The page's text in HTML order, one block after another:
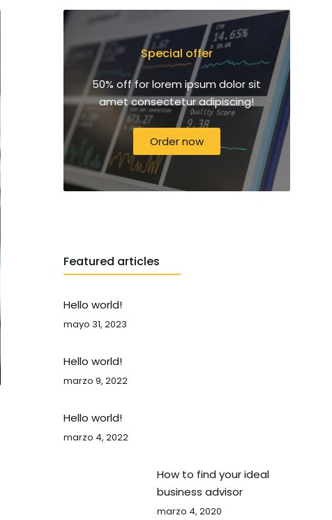
Special offer
50% off for lorem ipsum dolor sit
amet consectetur adipiscing!
Order now
Featured articles
Hello world!
mayo 31, 2023
Hello world!
marzo 9, 2022
Hello world!
marzo 4, 2022
How to find your ideal
business advisor
marzo 4, 2020